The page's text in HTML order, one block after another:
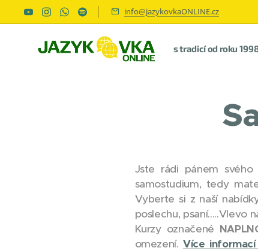
info@jazykovkaONLINE.cz
s tradicí od roku
Jste rádi pánem
samostudium, tedy
Vyberte si z naší
poslechu, psaní.....Vlevo
Kurzy označené
omezení. Více